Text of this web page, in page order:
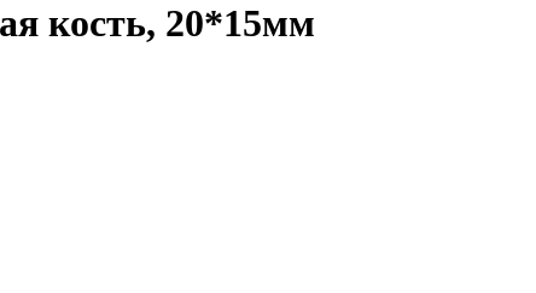
кость, 20*15мм